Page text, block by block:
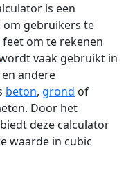
is een
gebruikers te
om te rekenen
vaak gebruikt in
andere
beton, grond of
Door het
deze calculator
waarde in cubic